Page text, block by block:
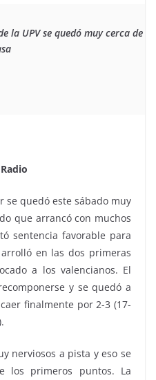
la UPV se quedó muy cerca
se quedó este sábado muy
que arrancó con muchos
sentencia favorable para
en las dos primeras
a los valencianos. El
y se quedó a
finalmente por 2-3 (17-
nerviosos a pista y eso se
los primeros puntos. La